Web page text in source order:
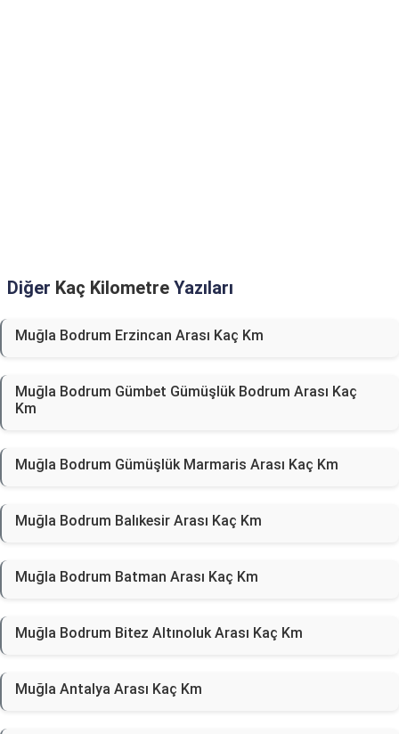
Diğer Kaç Kilometre Yazıları
Muğla Bodrum Erzincan Arası Kaç Km
Muğla Bodrum Gümbet Gümüşlük Bodrum Arası Kaç
Km
Muğla Bodrum Gümüşlük Marmaris Arası Kaç Km
Muğla Bodrum Balıkesir Arası Kaç Km
Muğla Bodrum Batman Arası Kaç Km
Muğla Bodrum Bitez Altınoluk Arası Kaç Km
Muğla Antalya Arası Kaç Km